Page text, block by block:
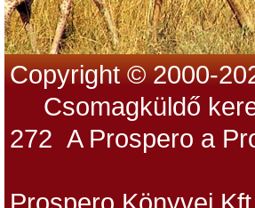
Copyright © 2000-
Csomagküldő
272 A Prospero a